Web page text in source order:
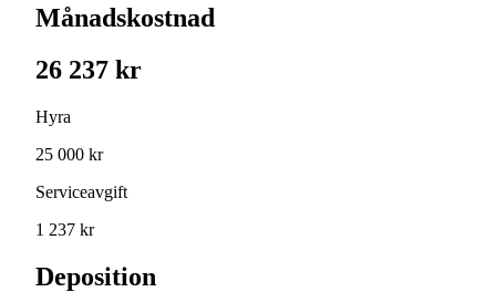
Månadskostnad
26 237 kr
Hyra
25 000 kr
Serviceavgift
1 237 kr
Deposition